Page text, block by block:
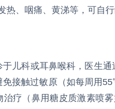
热、咽痛、黄涕等，可自行
儿科或耳鼻喉科，医生
免接触过敏原（如每周用
治疗（鼻用糖皮质激素喷